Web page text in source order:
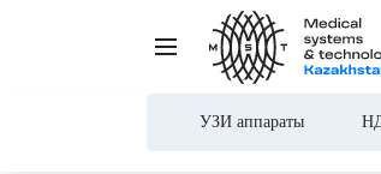
УЗИ аппараты
GE Venue